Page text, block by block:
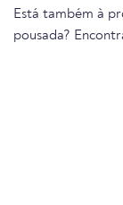
Está também à
pousada?